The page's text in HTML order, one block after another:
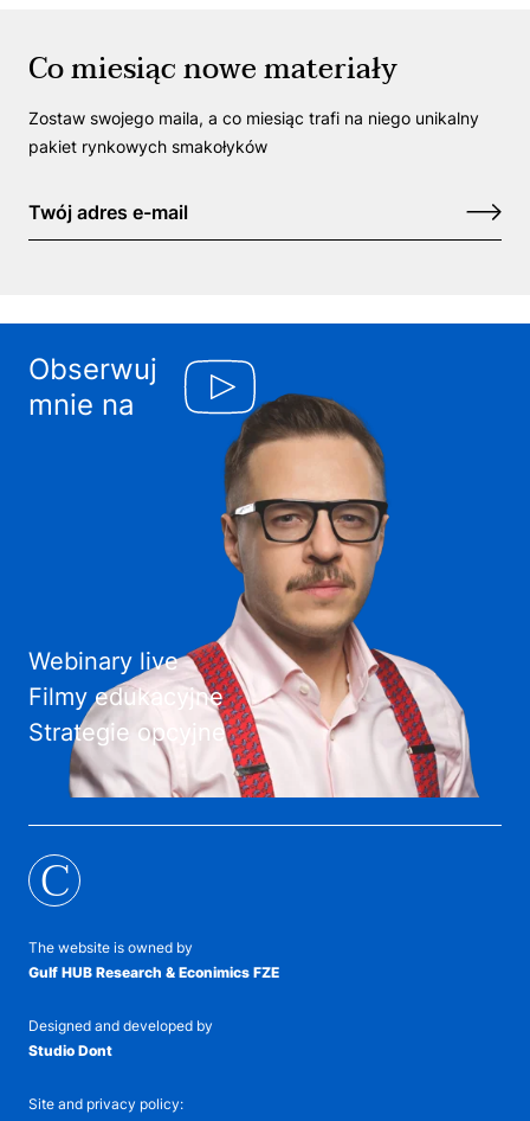
Co miesiąc nowe materiały
Zostaw swojego maila, a co miesiąc trafi na niego unikalny
pakiet rynkowych smakołyków
Obserwuj
mnie na
Webinary live
Filmy edukacyjne
Strategie opcyjne
C
The website is owned by
Gulf HUB Research & Econimics FZE
Designed and developed by
Studio Dont
Site and privacy policy: